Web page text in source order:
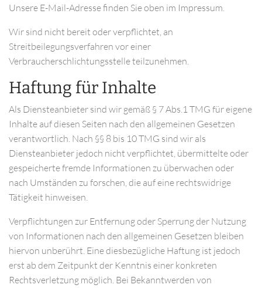
Unsere E-Mail-Adresse finden Sie oben im Impressum.
Wir sind nicht bereit oder verpflichtet, an
Streitbeilegungsverfahren vor einer
Verbraucherschlichtungsstelle teilzunehmen.
Haftung für Inhalte
Als Diensteanbieter sind wir gemäß § 7 Abs.1 TMG für eigene
Inhalte auf diesen Seiten nach den allgemeinen Gesetzen
verantwortlich. Nach §§ 8 bis 10 TMG sind wir als
Diensteanbieter jedoch nicht verpflichtet, übermittelte oder
gespeicherte fremde Informationen zu überwachen oder
nach Umständen zu forschen, die auf eine rechtswidrige
Tätigkeit hinweisen.
Verpflichtungen zur Entfernung oder Sperrung der Nutzung
von Informationen nach den allgemeinen Gesetzen bleiben
hiervon unberührt. Eine diesbezügliche Haftung ist jedoch
erst ab dem Zeitpunkt der Kenntnis einer konkreten
Rechtsverletzung möglich. Bei Bekanntwerden von